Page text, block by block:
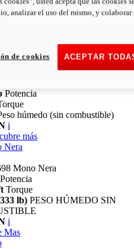
HÚMEDO SIN
Potencia
húmedo (sin combustible)
i
más
Nera
Mono Nera
Potencia
Torque
lb) PESO HÚMEDO SIN
i
Mas
analizar el uso del mismo, y colaborar
ACEPTAR
de cookies